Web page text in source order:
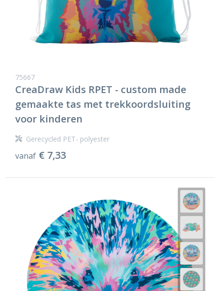
75667
CreaDraw Kids RPET - custom made
gemaakte tas met trekkoordsluiting
voor kinderen
Gerecycled PET- polyester
vanaf € 7,33